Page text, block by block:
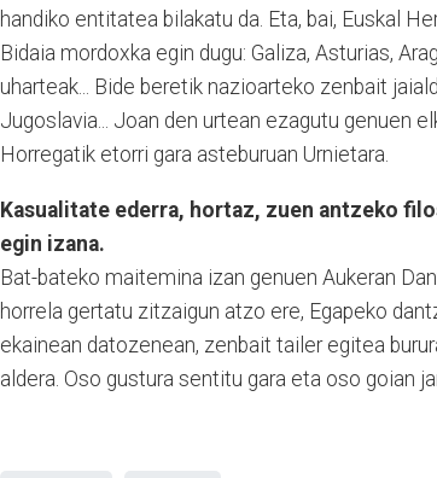
handiko entitatea bilakatu da. Eta, bai, Euskal
Bidaia mordoxka egin dugu: Galiza, Asturias,
uharteak... Bide beretik nazioarteko zenbait
Jugoslavia... Joan den urtean ezagutu genuen
Horregatik etorri gara asteburuan Urnietara.
Kasualitate ederra, hortaz, zuen antzeko
egin izana.
Bat-bateko maitemina izan genuen Aukeran
horrela gertatu zitzaigun atzo ere, Egapeko
ekainean datozenean, zenbait tailer egitea
aldera. Oso gustura sentitu gara eta oso goian